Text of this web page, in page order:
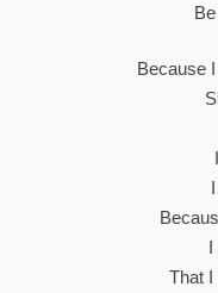
Because
I
That